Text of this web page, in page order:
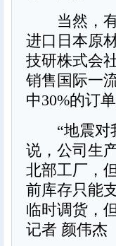
当然，有
进口日本原
技研株式会
销售国际一
中30%的订
“地震对我
说，公司生
北部工厂，
前库存只能
临时调货，
记者 颜伟杰